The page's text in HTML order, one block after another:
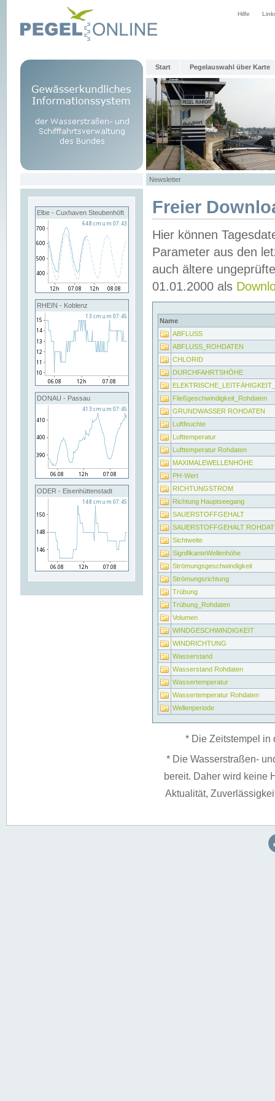
Hilfe
Start Pegelauswahl über Karte
Newsletter
Elbe - Cuxhaven Steubenhöft
RHEIN - Koblenz
DONAU - Passau
ODER - Eisenhüttenstadt
Freier
Hier können
Parameter aus den
auch ältere
01.01.2000 als
Name
ABFLUSS
ABFLUSS_ROHDATEN
CHLORID
DURCHFAHRTSHÖHE
Fließgeschwindigkeit_Rohdaten
GRUNDWASSER ROHDATEN
Luftfeuchte
Lufttemperatur
Lufttemperatur Rohdaten
MAXIMALEWELLENHÖHE
PH-Wert
RICHTUNGSTROM
Richtung Hauptseegang
SAUERSTOFFGEHALT
SAUERSTOFFGEHALT
Sichtweite
SignifikanteWellenhöhe
Strömungsgeschwindigkeit
Strömungsrichtung
Trübung
Trübung_Rohdaten
Volumen
WINDGESCHWINDIGKEIT
WINDRICHTUNG
Wasserstand
Wasserstand Rohdaten
Wassertemperatur
Wassertemperatur Rohdaten
Wellenperiode
* Die Zeitstempel in
* Die Wasserstraßen-
bereit. Daher wird keine
Aktualität,